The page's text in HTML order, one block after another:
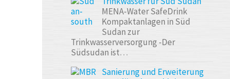
MENA-Water SafeDrink
Kompaktanlagen in Süd
Sudan zur
Trinkwasserversorgung -Der
Südsudan ist…
Sanierung und Erweiterung